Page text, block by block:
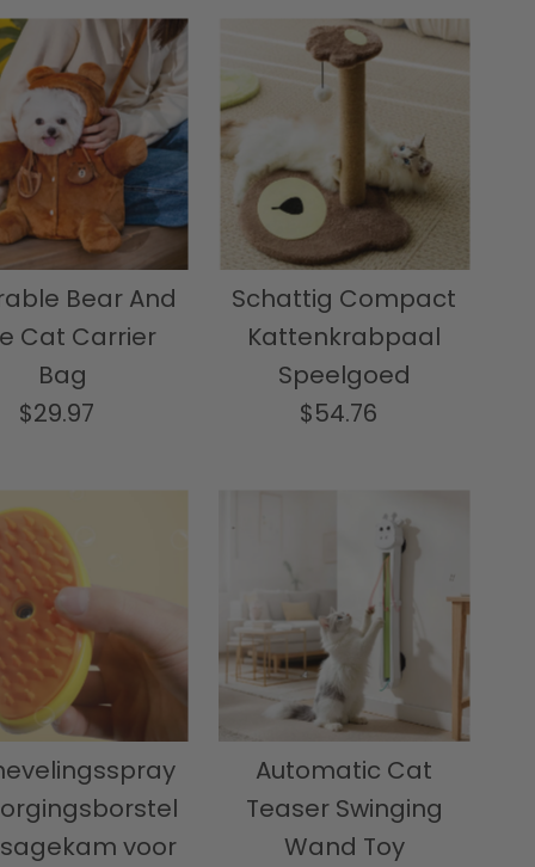
Bear And
Cat Carrier
Bag
Normale
$29.97
Schattig Compact
Kattenkrabpaal
Speelgoed
Normale
$54.76
voor
Automatic Cat
Teaser Swinging
Wand Toy